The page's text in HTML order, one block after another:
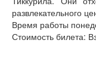
развлекательного
Время работы
Стоимость билета: